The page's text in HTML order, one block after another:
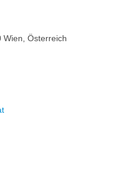
Wien, Österreich